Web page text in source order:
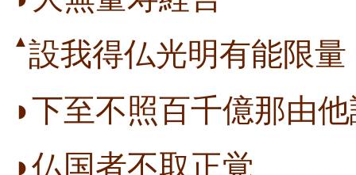
▲ 設我得仏光明有能限量
◗下至不照百千億那由
◗仏国者不取正覚